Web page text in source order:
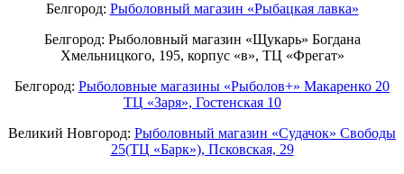
Белгород: Рыболовный магазин «Рыбацкая лавка»
Белгород: Рыболовный магазин «Щукарь» Богдана
Хмельницкого, 195, корпус «в», ТЦ «Фрегат»
Белгород: Рыболовные магазины «Рыболов+» Макаренко 20
ТЦ «Заря», Гостенская 10
Великий Новгород: Рыболовный магазин «Судачок» Свободы
25(ТЦ «Барк»), Псковская, 29